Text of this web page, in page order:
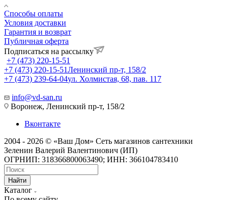
Способы оплаты
Условия доставки
Гарантия и возврат
Публичная оферта
Подписаться на рассылку
+7 (473) 220-15-51
+7 (473) 220-15-51Ленинский пр-т, 158/2
+7 (473) 239-64-04ул. Холмистая, 68, пав. 117
info@vd-san.ru
Воронеж, Ленинский пр-т, 158/2
Вконтакте
2004 - 2026 © «Ваш Дом» Сеть магазинов сантехники
Зеленин Валерий Валентинович (ИП)
ОГРНИП: 318366800063490; ИНН: 366104783410
Найти
Каталог